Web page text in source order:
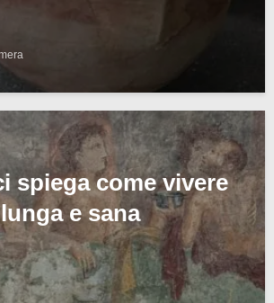
spiega come vivere
e sana